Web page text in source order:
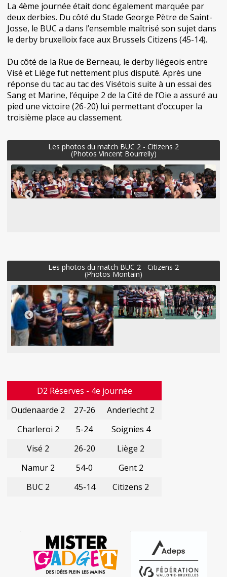
La 4ème journée était donc également marquée par
deux derbies. Du côté du Stade George Pètre de Saint-
Josse, le BUC a dans l’ensemble maîtrisé son sujet dans
le derby bruxelloix face aux Brussels Citizens (45-14).
Du côté de la Rue de Berneau, le derby liégeois entre
Visé et Liège fut nettement plus disputé. Après une
réponse du tac au tac des Visétois suite à un essai des
Sang et Marine, l’équipe 2 de la Cité de l’Oie a assuré au
pied une victoire (26-20) lui permettant d’occuper la
troisième place au classement.
Les photos du match BUC 2 - Citizens 2
(Photos Vincent Bourrelly)
Les photos du match BUC 2 - Citizens 2
(Photos Montain)
D2 Réserves - 4e journée
Oudenaarde 2
27-26
Anderlecht 2
Charleroi 2
5-24
Soignies 4
Visé 2
26-20
Liège 2
Namur 2
54-0
Gent 2
BUC 2
45-14 Citizens 2